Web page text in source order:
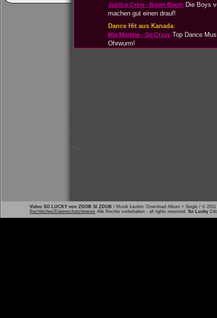
Justice Crew - Boom Boom Die Boys
machen gut einen drauf!
Dance Hit aus Kanada:
Mia Martina - Go Crazy Top Dance
Ohrwurm!
Video SO LUCKY von ZDOB SI ZDUB / Musik kaufen: Download Album + Single / ©
Rechtliches/Datenschutzhinweis Alle Rechte vorbehalten - all rights reserved. So Lucky